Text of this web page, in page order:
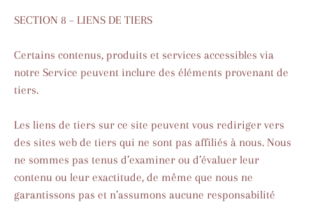
SECTION 8 – LIENS DE TIERS
Certains contenus, produits et services accessibles via
notre Service peuvent inclure des éléments provenant de
tiers.
Les liens de tiers sur ce site peuvent vous rediriger vers
des sites web de tiers qui ne sont pas affiliés à nous. Nous
ne sommes pas tenus d’examiner ou d’évaluer leur
contenu ou leur exactitude, de même que nous ne
garantissons pas et n’assumons aucune responsabilité